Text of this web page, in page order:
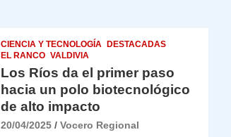
CIENCIA Y TECNOLOGÍA
DESTACADAS
EL RANCO VALDIVIA
Los Ríos da el primer paso
hacia un polo biotecnológico
de alto impacto
20/04/2025 Vocero Regional